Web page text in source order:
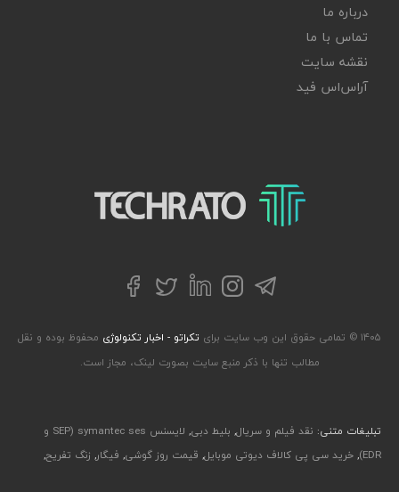
درباره ما
تماس با ما
نقشه سایت
آر‌اس‌اس فید
تکراتو – زندگی با تکنولوژی
تلگراماینستاگرام
لینکداینتوییترفیسبوک
۱۴۰۵ © تمامی حقوق این وب سایت برای تکراتو - اخبار تکنولوژی محفوظ بوده و نقل
مطالب تنها با ذکر منبع سایت بصورت لینک، مجاز است.
تبلیغات متنی: نقد فیلم و سریال, بلیط دبی,
لایسنس symantec ses (SEP و
EDR)
, خرید سی پی کالاف دیوتی موبایل, قیمت روز گوشی, فیگار, زنگ تفریح,